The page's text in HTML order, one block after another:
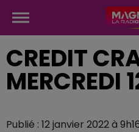
CREDIT
MERCREDI
Publié : 12 janvier 2022 à